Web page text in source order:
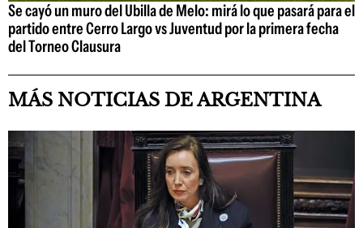
Se cayó un muro del Ubilla de Melo: mirá lo que pasará para el
partido entre Cerro Largo vs Juventud por la primera fecha
del Torneo Clausura
MÁS NOTICIAS DE ARGENTINA